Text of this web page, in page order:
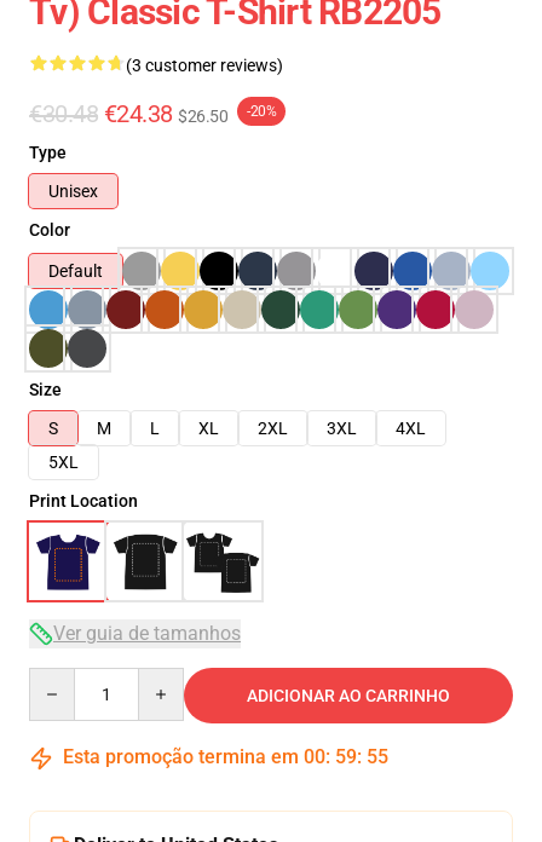
Tv) Classic T-Shirt RB2205
(3 customer reviews)
€30.48 €24.38 $26.50 -20%
Type
Unisex
Color
Default
Size
S
M L XL 2XL 3XL
4XL
5XL
Print Location
Ver guia de tamanhos
ADICIONAR AO CARRINHO
Esta promoção termina em 00: 59: 54